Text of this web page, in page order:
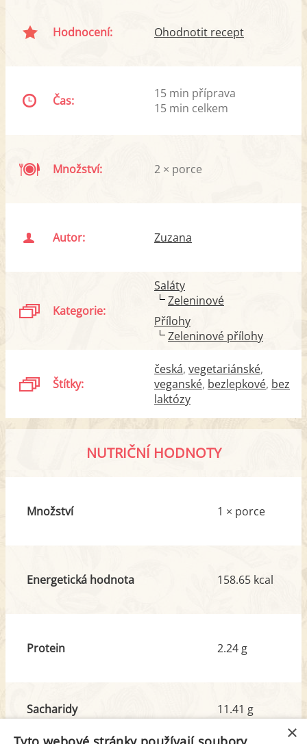
Hodnocení: Ohodnotit recept
Čas:
15 min příprava
15 min celkem
Množství: 2 × porce
Autor: Zuzana
Kategorie:
Saláty
Zeleninové
Přílohy
Zeleninové přílohy
Štítky:
česká vegetariánské
veganské bezlepkové bez
laktózy
NUTRIČNÍ HODNOTY
Množství 1 × porce
Energetická hodnota 158.65 kcal
Protein 2.24 g
Sacharidy
11.41 g
×